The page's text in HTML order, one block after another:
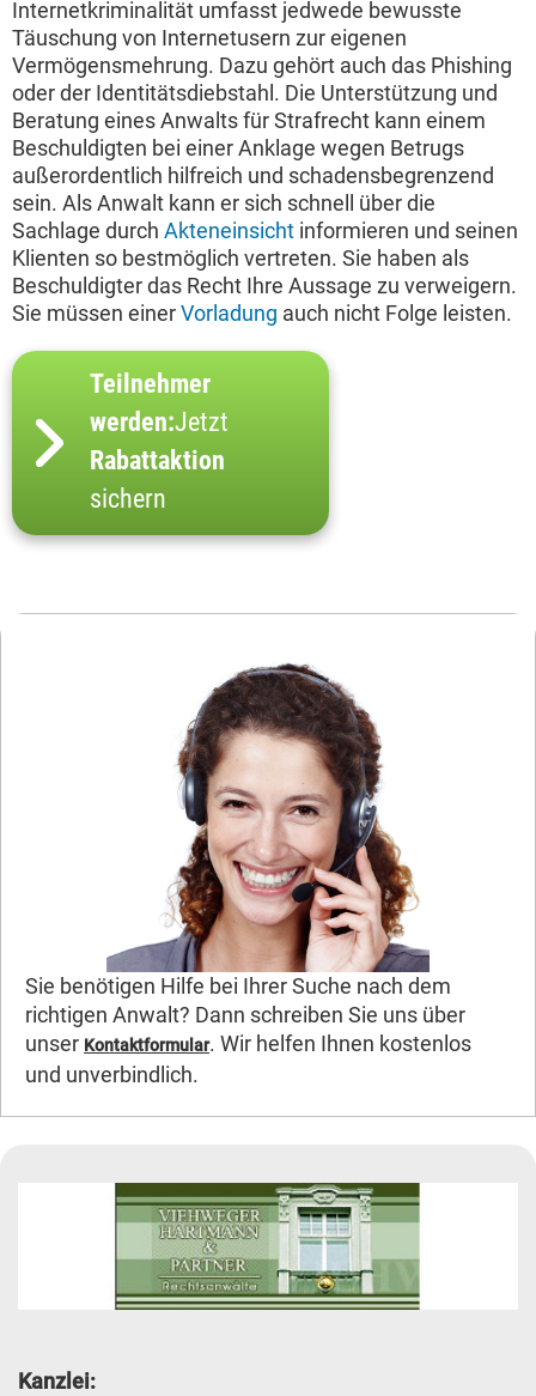
Internetkriminalität umfasst jedwede bewusste
Täuschung von Internetusern zur eigenen
Vermögensmehrung. Dazu gehört auch das Phishing
oder der Identitätsdiebstahl. Die Unterstützung und
Beratung eines Anwalts für Strafrecht kann einem
Beschuldigten bei einer Anklage wegen Betrugs
außerordentlich hilfreich und schadensbegrenzend
sein. Als Anwalt kann er sich schnell über die
Sachlage durch Akteneinsicht informieren und seinen
Klienten so bestmöglich vertreten. Sie haben als
Beschuldigter das Recht Ihre Aussage zu verweigern.
Sie müssen einerVorladung auch nicht Folge leisten.
Teilnehmer
werden:Jetzt
Rabattaktion
sichern
Sie benötigen Hilfe bei Ihrer Suche nach dem
richtigen Anwalt? Dann schreiben Sie uns über
unser Kontaktformular. Wir helfen Ihnen kostenlos
und unverbindlich.
Kanzlei: